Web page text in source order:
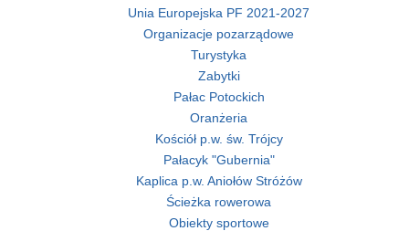
Unia Europejska PF 2021-2027
Organizacje pozarządowe
Turystyka
Zabytki
Pałac Potockich
Oranżeria
Kościół p.w. św. Trójcy
Pałacyk "Gubernia"
Kaplica p.w. Aniołów Stróżów
Ścieżka rowerowa
Obiekty sportowe